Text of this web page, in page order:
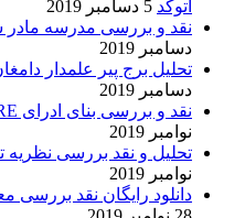
اتوکد 5 دسامبر 2019
نقد و بررسی مدرسه مادر
دسامبر 2019
تحلیل برج پیر علمدار
دسامبر 2019
نقد و بررسی بنای ادرای swiss RE لندن-نورمن فاستر
نوامبر 2019
تحلیل و نقد بررسی
نوامبر 2019
دانلود رایگان نقد بررسی